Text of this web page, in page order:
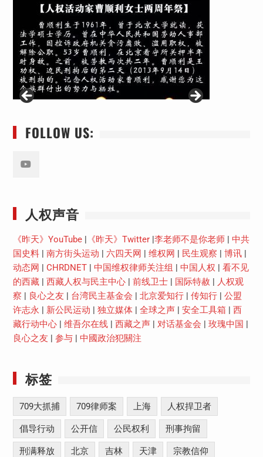
FOLLOW US:
人权声音
《昨天》YouTube| 《昨天》Twitter| 李老师不是你老师| 中共
国史料| 南方街头运动 六四天网 维权网 民生观察 博讯|
动态网
CHRDNET| 中国维权律师关注组 中国人权
看不见
的西藏| 西藏人权与民主中心| 前线卫士| 国际特赦
人权观
察
良心之友 台湾民主基金会 北京爱知行| 传知行| 公盟
许志永
新公民运动 独立媒体| 全球之声| 安全工具箱
西
藏行动中心| 维吾尔在线| 西藏之声| 对话基金会 玫瑰中国
良心之友
参与| 中國政治犯關注
标签
709大抓捕 709律师案 上海 人权捍卫者
倡导行动 公开信 公民权利 刑事拘留
刑满释放 北京 吉林 天津 宗教信仰